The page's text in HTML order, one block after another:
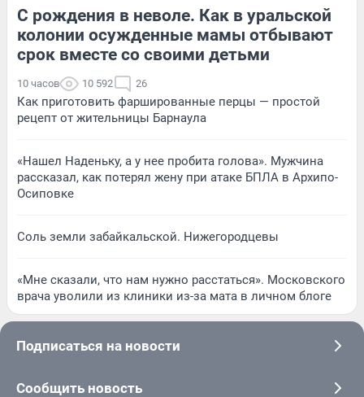
С рождения в неволе. Как в уральской
колонии осужденные мамы отбывают
срок вместе со своими детьми
10 часов 10 592 26
Как приготовить фаршированные перцы — простой
рецепт от жительницы Барнаула
«Нашел Наденьку, а у нее пробита голова». Мужчина
рассказал, как потерял жену при атаке БПЛА в Архипо-
Осиповке
Соль земли забайкальской. Нижегородцевы
«Мне сказали, что нам нужно расстаться». Московского
врача уволили из клиники из-за мата в личном блоге
Подписаться на новости
Сообщить новость